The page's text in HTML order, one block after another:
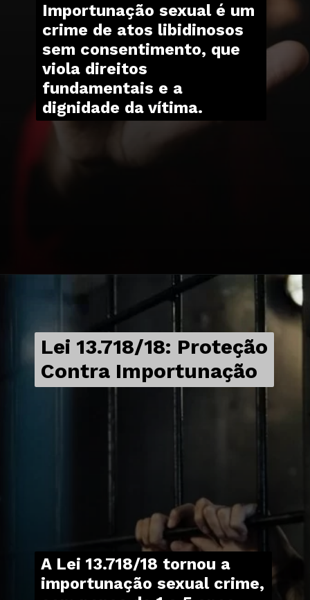
Importunação sexual é um
crime de atos libidinosos
sem consentimento, que
viola direitos
fundamentais e a
dignidade da vítima.
Lei 13.718/18: Proteção
Contra Importunação
A Lei 13.718/18 tornou a
importunação sexual crime,